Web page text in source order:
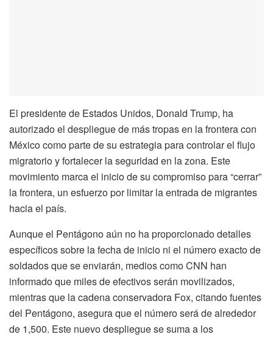
El presidente de Estados Unidos, Donald Trump, ha
autorizado el despliegue de más tropas en la frontera con
México como parte de su estrategia para controlar el flujo
migratorio y fortalecer la seguridad en la zona. Este
movimiento marca el inicio de su compromiso para “cerrar”
la frontera, un esfuerzo por limitar la entrada de migrantes
hacia el país.
Aunque el Pentágono aún no ha proporcionado detalles
específicos sobre la fecha de inicio ni el número exacto de
soldados que se enviarán, medios como CNN han
informado que miles de efectivos serán movilizados,
mientras que la cadena conservadora Fox, citando fuentes
del Pentágono, asegura que el número será de alrededor
de 1,500. Este nuevo despliegue se suma a los